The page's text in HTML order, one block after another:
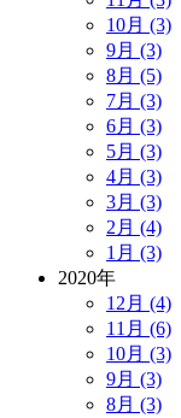
10月 (3)
9月 (3)
8月 (5)
7月 (3)
6月 (3)
5月 (3)
4月 (3)
3月 (3)
2月 (4)
1月 (3)
2020年
12月 (4)
11月 (6)
10月 (3)
9月 (3)
8月 (3)